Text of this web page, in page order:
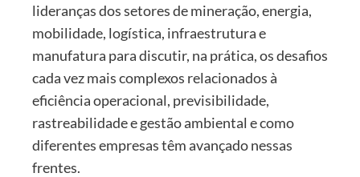
lideranças dos setores de mineração, energia,
mobilidade, logística, infraestrutura e
manufatura para discutir, na prática, os desafios
cada vez mais complexos relacionados à
eficiência operacional, previsibilidade,
rastreabilidade e gestão ambiental e como
diferentes empresas têm avançado nessas
frentes.